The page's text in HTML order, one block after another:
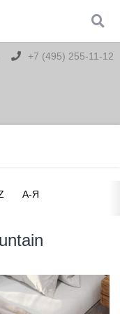
+7 (495) 255-11-12
А-Я